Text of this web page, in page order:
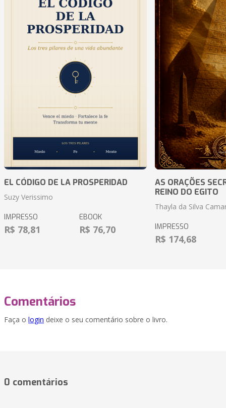
EL CÓDIGO DE LA PROSPERIDAD
Suzy Verissimo
IMPRESSO
R$ 78,81
EBOOK
R$ 76,70
AS ORAÇÕES
REINO DO EGITO
Thayla da Silva
IMPRESSO
R$ 174,68
Comentários
Faça o login deixe o seu comentário sobre o livro.
0 comentários